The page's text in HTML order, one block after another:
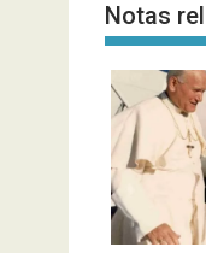
Notas